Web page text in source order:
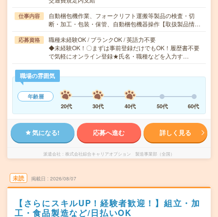
仕事内容
自動梱包機作業、フォークリフト運搬等製品の検査・切
断・加工・包装・保管、自動梱包機器操作【取扱製品情…
応募資格
職種未経験OK / ブランクOK / 英語力不要
◆未経験OK！〇まずは事前登録だけでもOK！履歴書不要
で気軽にオンライン登録★氏名・職種などを入力す…
職場の雰囲気
年齢層
20代
30代 40代 50代 60代
気になる! 応募へ進む 詳しく見る
派遣会社 株式会社綜合キャリアオプション 製造事業部（全国）
未読 掲載日 2026/08/07
【さらにスキルUP！経験者歓迎！】組立・加
工・食品製造など/日払いOK